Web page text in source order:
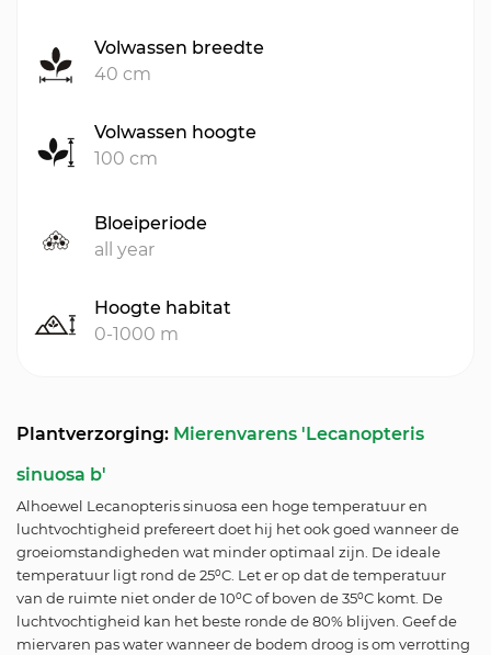
Volwassen breedte
40 cm
Volwassen hoogte
100 cm
Bloeiperiode
all year
Hoogte habitat
0-1000 m
Plantverzorging: Mierenvarens 'Lecanopteris
sinuosa b'
Alhoewel Lecanopteris sinuosa een hoge temperatuur en
luchtvochtigheid prefereert doet hij het ook goed wanneer de
groeiomstandigheden wat minder optimaal zijn. De ideale
temperatuur ligt rond de 25⁰C. Let er op dat de temperatuur
van de ruimte niet onder de 10⁰C of boven de 35⁰C komt. De
luchtvochtigheid kan het beste ronde de 80% blijven. Geef de
miervaren pas water wanneer de bodem droog is om verrotting